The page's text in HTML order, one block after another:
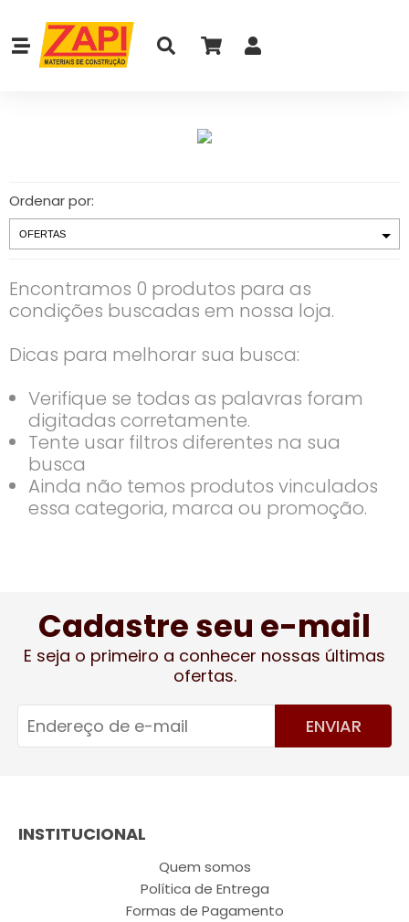
Ordenar por:
Encontramos 0 produtos para as
condições buscadas em nossa loja.
Dicas para melhorar sua busca:
Verifique se todas as palavras foram
digitadas corretamente.
Tente usar filtros diferentes na sua
busca
Ainda não temos produtos vinculados
essa categoria, marca ou promoção.
Cadastre seu e-mail
E seja o primeiro a conhecer nossas últimas
ofertas.
ENVIAR
INSTITUCIONAL
Quem somos
Política de Entrega
Formas de Pagamento